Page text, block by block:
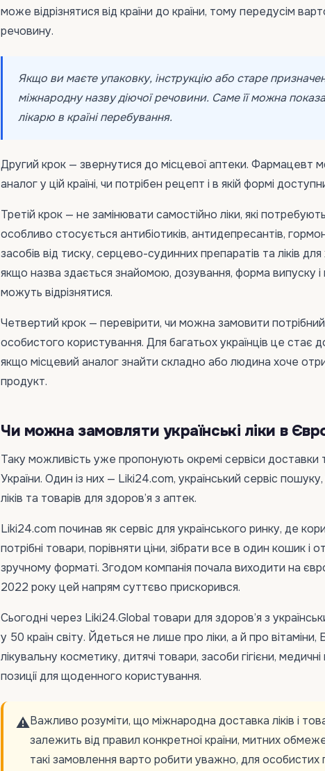
може відрізнятися від країни до країни, тому передусім
речовину.
Якщо ви маєте упаковку, інструкцію або старе
міжнародну назву діючої речовини. Саме її можна
лікарю в країні перебування.
Другий крок — звернутися до місцевої аптеки. Фармацевт
аналог у цій країні, чи потрібен рецепт і в якій формі
Третій крок — не замінювати самостійно ліки, які
особливо стосується антибіотиків, антидепресантів,
засобів від тиску, серцево-судинних препаратів та ліків для
якщо назва здається знайомою, дозування, форма випуску
можуть відрізнятися.
Четвертий крок — перевірити, чи можна замовити
особистого користування. Для багатьох українців це стає
якщо місцевий аналог знайти складно або людина хоче
продукт.
Чи можна замовляти українські ліки в
Таку можливість уже пропонують окремі сервіси доставки
України. Один із них — Liki24.com, український сервіс пошуку,
ліків та товарів для здоров’я з аптек.
Liki24.com починав як сервіс для українського ринку, де
потрібні товари, порівняти ціни, зібрати все в один кошик і
зручному форматі. Згодом компанія почала виходити на
2022 року цей напрям суттєво прискорився.
Сьогодні через Liki24.Global товари для здоров’я з
у 50 країн світу. Йдеться не лише про ліки, а й про
лікувальну косметику, дитячі товари, засоби гігієни,
позиції для щоденного користування.
⚠️Важливо розуміти, що міжнародна доставка ліків і
залежить від правил конкретної країни, митних
такі замовлення варто робити уважно, для особистих